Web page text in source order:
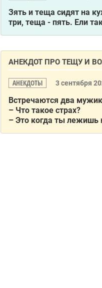
Зять и теща сидят на
тpи, теща - пять. Ели
АНЕКДОТ ПРО ТЕЩУ И
АНЕКДОТЫ 3 сентября
Встречаются два
– Что такое стpaх?
– Это когда ты лежишь